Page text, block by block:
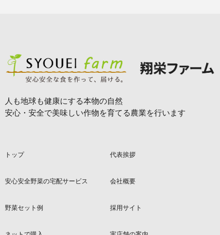
人も地球も健康にする本物の自然
安心・安全で美味しい作物を育てる農業を行います
トップ 代表挨拶
安心安全野菜の宅配サービス 会社概要
野菜セット例 採用サイト